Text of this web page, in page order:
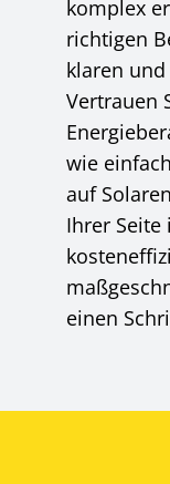
komplex
richtigen
klaren
Vertrauen
wie
auf
Ihrer Seite
einen